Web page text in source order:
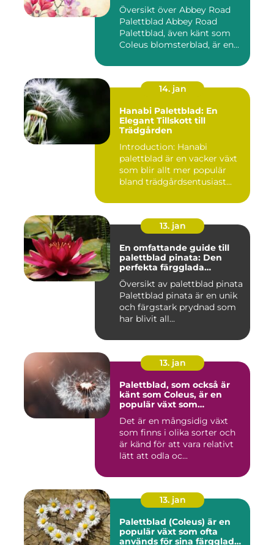
Översikt över Abbey Road
Palettblad Abbey Road
Palettblad, även känt som
Coleus blomsterblad, är en...
14. jan
Hanabi Palettblad: En
Elegant Tillskott till
Trädgården
Introduction: Hanabi
palettblad är en vacker växt
som blir allt mer populär
bland trädgårdsentusiast...
13. jan
En omfattande guide till
palettblad pinata: Den
perfekta färgglada
prydnaden för ditt hem
Översikt av palettblad pinata
Palettblad pinata är en unik
och färgstark prydnad som
har blivit all...
13. jan
Palettblad, som också är
känt som Coleus, är en
populär växt som
färgglada och mönstrade
blad
Det är en mångsidig växt
som finns i olika sorter och
är känd för att vara relativt
lätt att odla oc...
13. jan
Palettblad (Coleus) är en
populär växt som ofta
används för sina färgglada